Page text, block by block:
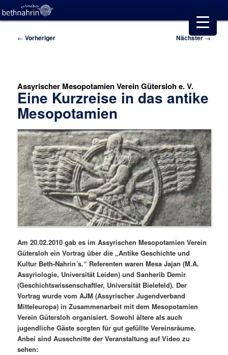
Beitragsnavigation
← Vorheriger Nächster→
Assyrischer Mesopotamien Verein Gütersloh e. V.
Eine Kurzreise in das antike
Mesopotamien
Am 20.02.2010 gab es im Assyrischen Mesopotamien Verein
Gütersloh ein Vortrag über die „Antike Geschichte und
Kultur Beth-Nahrin´s.“ Referenten waren Mesa Jajan (M.A.
Assyriologie, Universität Leiden) und Sanherib Demir
(Geschichtswissenschaftler, Universität Bielefeld). Der
Vortrag wurde vom AJM (Assyrischer Jugendverband
Mitteleuropa) in Zusammenarbeit mit dem Mesopotamien
Verein Gütersloh organisiert. Sowohl ältere als auch
jugendliche Gäste sorgten für gut gefüllte Vereinsräume.
Anbei sind Ausschnitte der Veranstaltung auf Video zu
sehen: